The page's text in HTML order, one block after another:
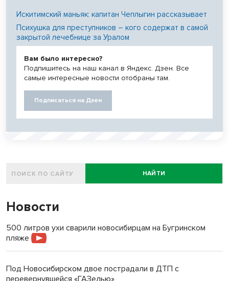
Искитимский маньяк: капитан Чеплыгин рассказывает
Психушка для преступников – кого содержат в самой
закрытой лечебнице за Уралом
Вам было интересно?
Подпишитесь на наш канал в Яндекс. Дзен. Все
самые интересные новости отобраны там.
Подписаться на Дзен
НАЙТИ
Новости
500 литров ухи сварили новосибирцам на Бугринском
пляже
Под Новосибирском двое пострадали в ДТП с